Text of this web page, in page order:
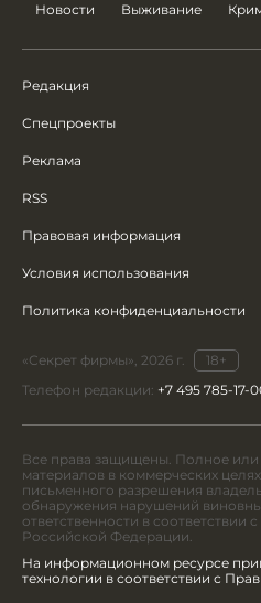
Новости Выживание
Редакция
Спецпроекты
Реклама
RSS
Правовая информация
Условия использования
Политика конфиденциальности
«Секрет фирмы», 2026 г.
18+
Телефон редакции: +7 495 785-17-
Все права защищены. Полное или
материалов в коммерческих
письменного разрешения
обнаружения нарушений
ответственности в соответствии
Российской Федерации.
На информационном ресурсе
технологии в соответствии с